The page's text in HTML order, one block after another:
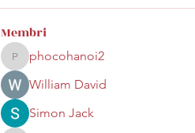
Membri
phocohanoi2
phocohanoi2
William David
Simon Jack